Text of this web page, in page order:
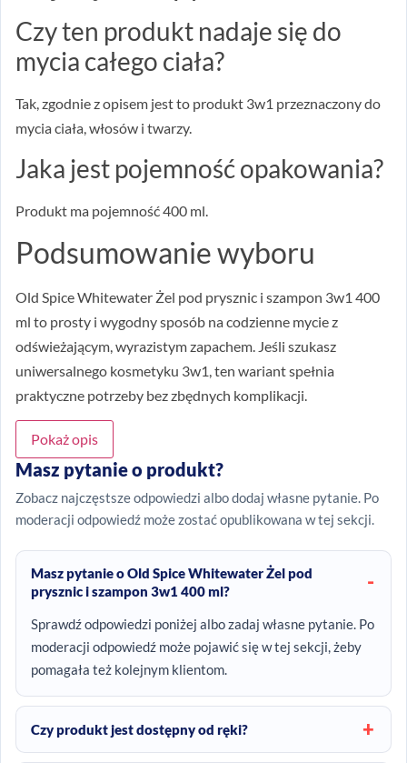
Czy ten produkt nadaje się do
mycia całego ciała?
Tak, zgodnie z opisem jest to produkt 3w1 przeznaczony do
mycia ciała, włosów i twarzy.
Jaka jest pojemność opakowania?
Produkt ma pojemność 400 ml.
Podsumowanie wyboru
Old Spice Whitewater Żel pod prysznic i szampon 3w1 400
ml to prosty i wygodny sposób na codzienne mycie z
odświeżającym, wyrazistym zapachem. Jeśli szukasz
uniwersalnego kosmetyku 3w1, ten wariant spełnia
praktyczne potrzeby bez zbędnych komplikacji.
Pokaż opis
Masz pytanie o produkt?
Zobacz najczęstsze odpowiedzi albo dodaj własne pytanie. Po
moderacji odpowiedź może zostać opublikowana w tej sekcji.
Masz pytanie o Old Spice Whitewater Żel pod
prysznic i szampon 3w1 400 ml?
Sprawdź odpowiedzi poniżej albo zadaj własne pytanie. Po
moderacji odpowiedź może pojawić się w tej sekcji, żeby
pomagała też kolejnym klientom.
Czy produkt jest dostępny od ręki?